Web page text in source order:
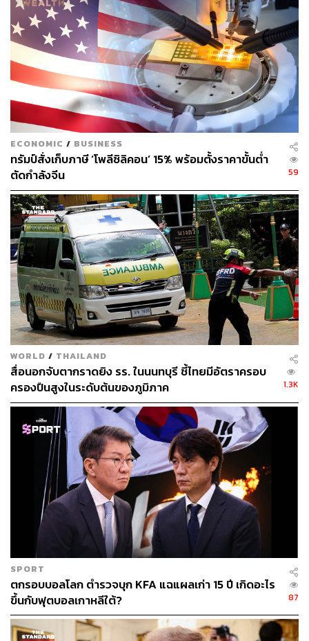
TAGS: กำแพงภาษีสหรัฐฯ ภาษีนำเข้า
Reuters
Supreme Court
Trump 2.0
ภาษีทรัมป์
Donald Trump
USA Bloomberg
174
ABOUT THE AUTHOR
ณรงค์กร มโนจันทร์เพ็ญ
Content Creator กองบรรณาธิการข่าว THE
STANDARD
ECONOMIC / BUSINESS
ทรัมป์สั่งเก็บภาษี ‘โพลีซิลิคอน’ 15% พร้อมตั้งราคาขั้นต่ำ
ตัดกำลังจีน
59
WORLD / THAILAND
สื่อนอกจับตากราดยิง รร. ในนนทบุรี ชี้ไทยมีอัตราครอบ
ครองปืนสูงในระดับต้นของภูมิภาค
1.3K
SPORT
ตกรอบบอลโลก ตำรวจบุก KFA แฉแผลเก่า 15 ปี เกิดอะไร
ขึ้นกับฟุตบอลเกาหลีใต้?
87